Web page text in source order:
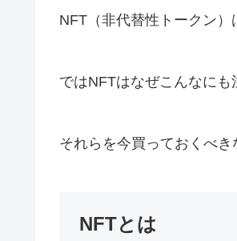
NFT（非代替性トークン
ではNFTはなぜこんなに
それらを今買っておくべき
NFTとは